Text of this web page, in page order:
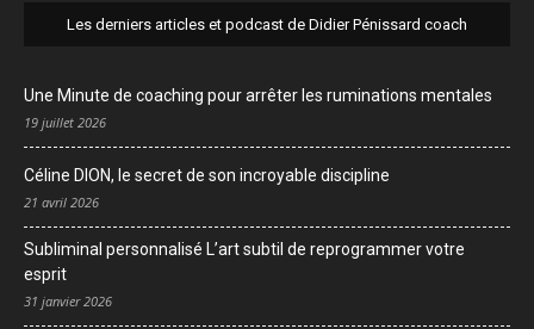
Les derniers articles et podcast de Didier Pénissard coach
Une Minute de coaching pour arrêter les ruminations mentales
19 juillet 2026
Céline DION, le secret de son incroyable discipline
21 avril 2026
Subliminal personnalisé L’art subtil de reprogrammer votre
esprit
31 janvier 2026